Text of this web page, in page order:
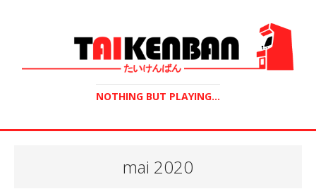
NOTHING BUT PLAYING...
mai 2020